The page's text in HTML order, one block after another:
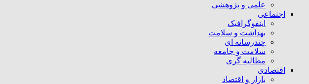
علمی و پژوهشی
اجتماعی
اینفوگرافیک
بهداشت و سلامت
چندرسانه ای
سلامت و جامعه
مطالبه گری
اقتصادی
بازار و اقتصاد